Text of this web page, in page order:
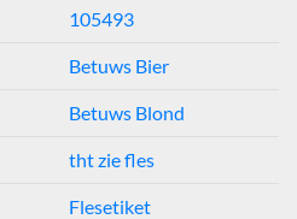
105493
Betuws Bier
Betuws Blond
tht zie fles
Flesetiket